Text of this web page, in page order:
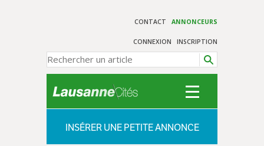
CONTACT ANNONCEURS
CONNEXION INSCRIPTION
INSÉRER UNE PETITE ANNONCE